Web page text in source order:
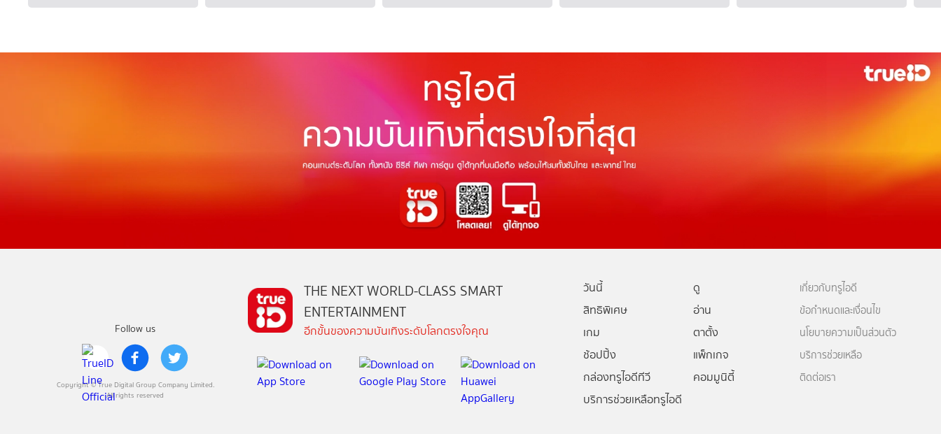
Follow us
Copyright © True Digital Group Company Limited.
All rights reserved
THE NEXT WORLD-CLASS SMART
ENTERTAINMENT
อีกขั้นของความบันเทิงระดับโลกตรงใจคุณ
วันนี้
ดู
สิทธิพิเศษ
อ่าน
เกม
ตาตั้ง
ช้อปปิ้ง
แพ็กเกจ
กล่องทรูไอดีทีวี
คอมมูนิตี้
บริการช่วยเหลือทรูไอดี
เกี่ยวกับทรูไอดี
ข้อกำหนดและเงื่อนไข
นโยบายความเป็นส่วนตัว
บริการช่วยเหลือ
ติดต่อเรา